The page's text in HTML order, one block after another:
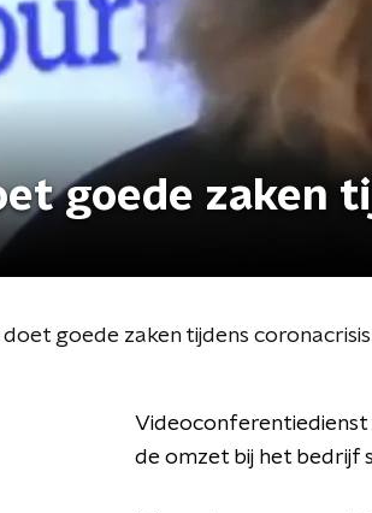
goede zaken
goede zaken tijdens coronacrisis
Videoconferentiedienst
de omzet bij het bedrijf